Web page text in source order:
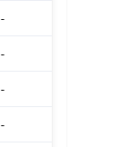
-
-
-
-